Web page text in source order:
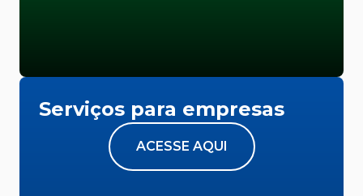
Serviços para empresas
ACESSE AQUI